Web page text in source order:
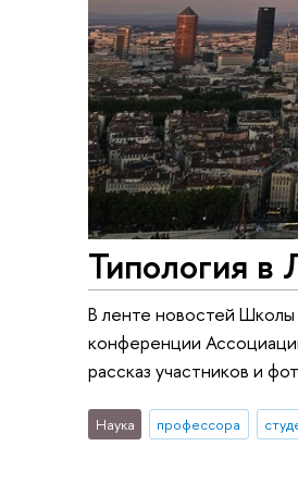
Типология в
В ленте новостей
конференции
рассказ участников и
Наука профессора